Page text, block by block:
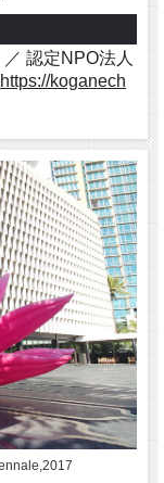
認定NPO法人
https://koganech